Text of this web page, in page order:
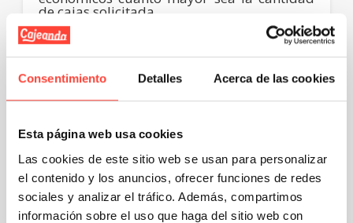
Consentimiento Detalles Acerca de las cookies
Esta página web usa cookies
Las cookies de este sitio web se usan para personalizar
el contenido y los anuncios, ofrecer funciones de redes
sociales y analizar el tráfico. Además, compartimos
información sobre el uso que haga del sitio web con
de cajas solicitada.
Cajas de cartón con características
especiales
necesitas cajas de cartón especiales que
den singularidad a tus productos?
Esa capacidad depersonalizacióntambién
es crucial al escoger a tu proveedor de cajas
de cartón.